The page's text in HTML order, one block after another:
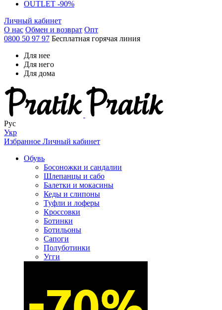
OUTLET -90%
Личный кабинет
О нас Обмен и возврат Опт
0800 50 97 97 Бесплатная горячая линия
Для нее
Для него
Для дома
Рус
Укр
Избранное Личный кабинет
Обувь
Босоножки и сандалии
Шлепанцы и сабо
Балетки и мокасины
Кеды и слипоны
Туфли и лоферы
Кроссовки
Ботинки
Ботильоны
Сапоги
Полуботинки
Угги